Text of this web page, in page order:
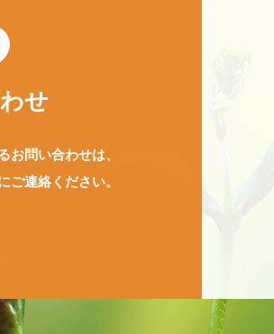
せ
問い合わせは、
ご連絡ください。